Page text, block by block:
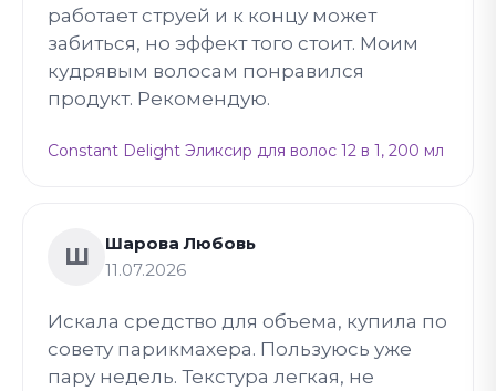
работает струей и к концу может
забиться, но эффект того стоит. Моим
кудрявым волосам понравился
продукт. Рекомендую.
Constant Delight Эликсир для волос 12 в 1, 200 мл
Ш
Шарова Любовь
11.07.2026
Искала средство для объема, купила по
совету парикмахера. Пользуюсь уже
пару недель. Текстура легкая, не